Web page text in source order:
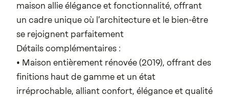
maison allie élégance et fonctionnalité, offrant
un cadre unique où l’architecture et le bien-être
se rejoignent parfaitement
Détails complémentaires :
• Maison entièrement rénovée (2019), offrant des
finitions haut de gamme et un état
irréprochable, alliant confort, élégance et qualité